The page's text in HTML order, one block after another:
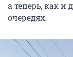
а теперь, как и
очередях.